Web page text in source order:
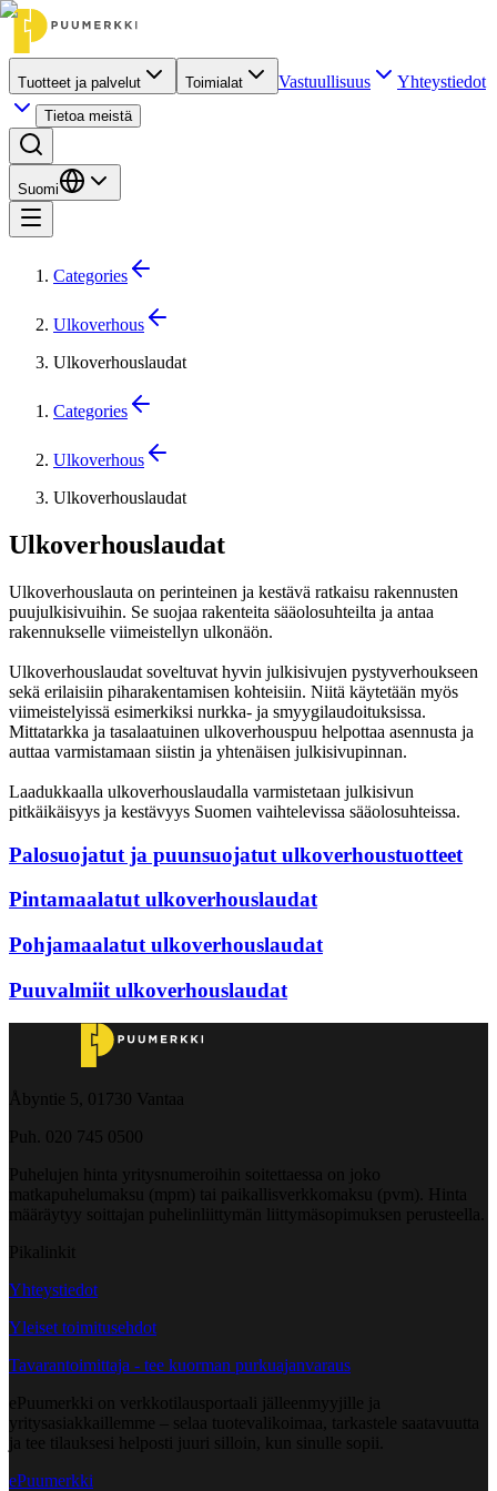
Tuotteet ja palvelut Toimialat Vastuullisuus Yhteystiedot
Tietoa meistä
Suomi
Categories
Ulkoverhous
Ulkoverhouslaudat
Categories
Ulkoverhous
Ulkoverhouslaudat
Ulkoverhouslaudat
Ulkoverhouslauta on perinteinen ja kestävä ratkaisu rakennusten
puujulkisivuihin. Se suojaa rakenteita sääolosuhteilta ja antaa
rakennukselle viimeistellyn ulkonäön.
Ulkoverhouslaudat soveltuvat hyvin julkisivujen pystyverhoukseen
sekä erilaisiin piharakentamisen kohteisiin. Niitä käytetään myös
viimeistelyissä esimerkiksi nurkka- ja smyygilaudoituksissa.
Mittatarkka ja tasalaatuinen ulkoverhouspuu helpottaa asennusta ja
auttaa varmistamaan siistin ja yhtenäisen julkisivupinnan.
Laadukkaalla ulkoverhouslaudalla varmistetaan julkisivun
pitkäikäisyys ja kestävyys Suomen vaihtelevissa sääolosuhteissa.
Palosuojatut ja puunsuojatut ulkoverhoustuotteet
Pintamaalatut ulkoverhouslaudat
Pohjamaalatut ulkoverhouslaudat
Puuvalmiit ulkoverhouslaudat
Åbyntie 5, 01730 Vantaa
Puh. 020 745 0500
Puhelujen hinta yritysnumeroihin soitettaessa on joko
matkapuhelumaksu (mpm) tai paikallisverkkomaksu (pvm). Hinta
määräytyy soittajan puhelinliittymän liittymäsopimuksen perusteella.
Pikalinkit
Yhteystiedot
Yleiset toimitusehdot
Tavarantoimittaja - tee kuorman purkuajanvaraus
ePuumerkki on verkkotilausportaali jälleenmyyjille ja
yritysasiakkaillemme – selaa tuotevalikoimaa, tarkastele saatavuutta
ja tee tilauksesi helposti juuri silloin, kun sinulle sopii.
ePuumerkki